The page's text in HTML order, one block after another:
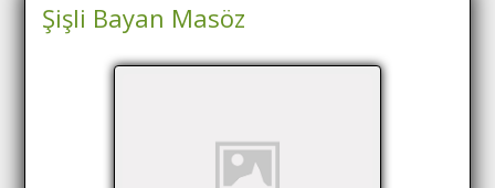
Şişli Bayan Masöz